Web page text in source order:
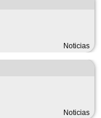
Noticias
Noticias